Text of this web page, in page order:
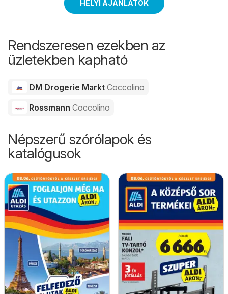
HELYI AJÁNLATOK
Rendszeresen ezekben az
üzletekben kapható
DM Drogerie Markt Coccolino
Rossmann Coccolino
Népszerű szórólapok és
katalógusok